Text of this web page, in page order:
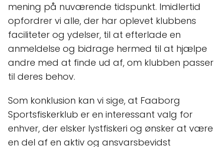
mening på nuværende tidspunkt. Imidlertid
opfordrer vi alle, der har oplevet klubbens
faciliteter og ydelser, til at efterlade en
anmeldelse og bidrage hermed til at hjælpe
andre med at finde ud af, om klubben passer
til deres behov.
Som konklusion kan vi sige, at Faaborg
Sportsfiskerklub er en interessant valg for
enhver, der elsker lystfiskeri og ønsker at være
en del af en aktiv og ansvarsbevidst